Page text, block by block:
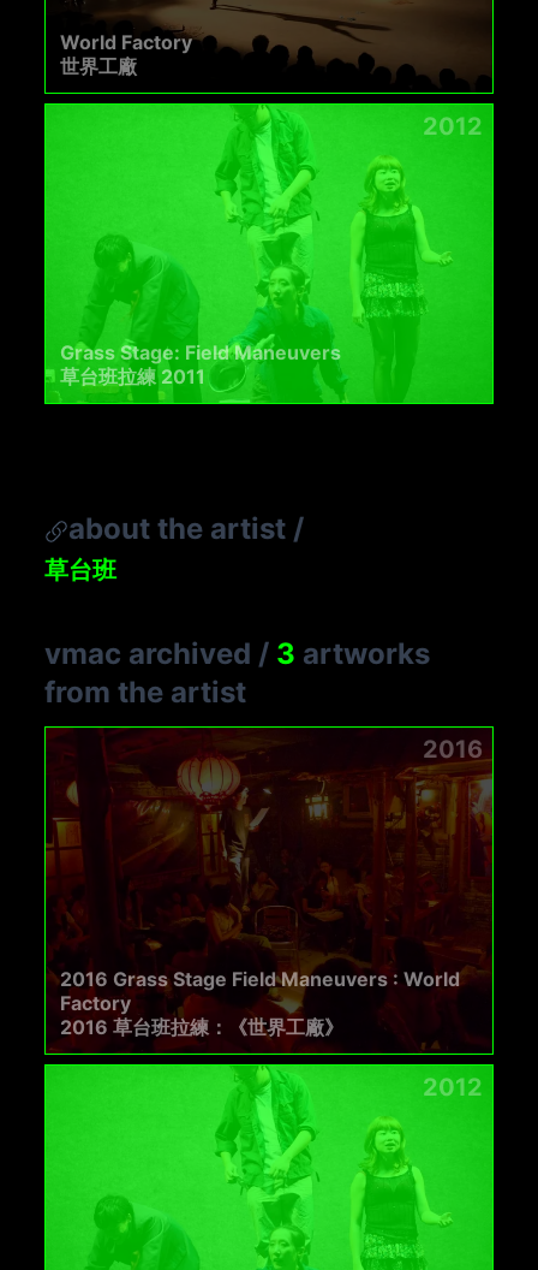
World Factory
世界工廠
2012
Grass Stage: Field Maneuvers
草台班拉練 2011
about the artist /
草台班
vmac archived / 3 artworks
from the artist
2016
2016 Grass Stage Field Maneuvers : World
Factory
2016 草台班拉練：《世界工廠》
2012